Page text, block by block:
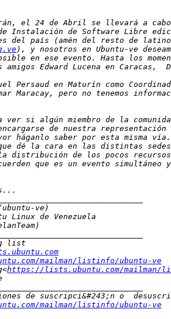
mailman/listinfo/ubuntu-ve
https://lists.ubuntu.com/mailman/
mailman/listinfo/ubuntu-ve